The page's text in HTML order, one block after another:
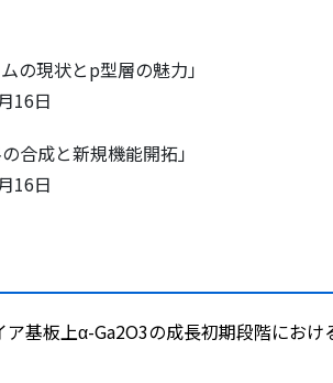
ウムの現状とp型層の魅力」
16日
合成と新規機能開拓」
16日
ア基板上α-Ga2O3の成長初期段階におけ